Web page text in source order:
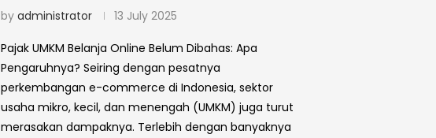
by administrator 13 July 2025
Pajak UMKM Belanja Online Belum Dibahas: Apa
Pengaruhnya? Seiring dengan pesatnya
perkembangan e-commerce di Indonesia, sektor
usaha mikro, kecil, dan menengah (UMKM) juga turut
merasakan dampaknya. Terlebih dengan banyaknya